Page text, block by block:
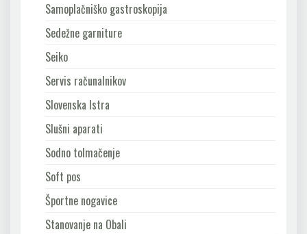
Samoplačniško gastroskopija
Sedežne garniture
Seiko
Servis računalnikov
Slovenska Istra
Slušni aparati
Sodno tolmačenje
Soft pos
Športne nogavice
Stanovanje na Obali